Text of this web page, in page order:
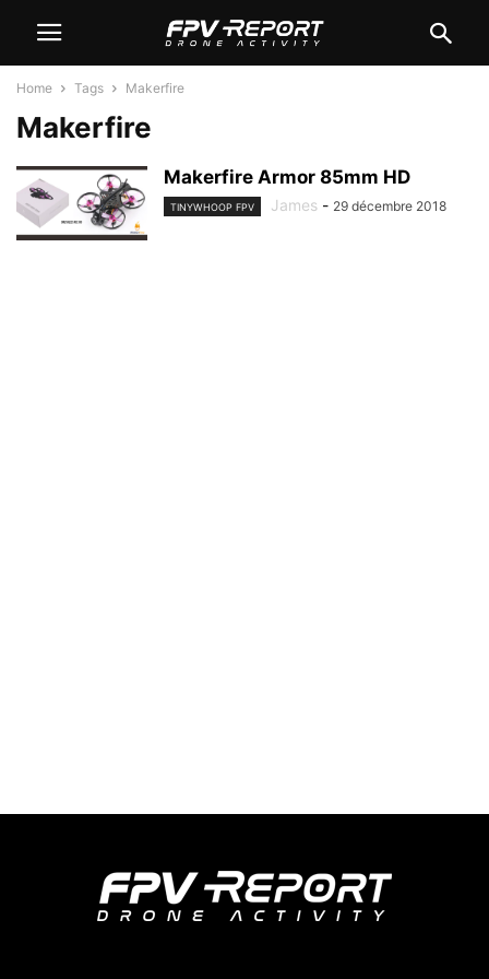
Home Tags Makerfire
Makerfire
Makerfire Armor 85mm HD
TINYWHOOP FPV James - 29 décembre 2018